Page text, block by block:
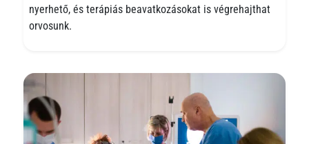
nyerhető, és terápiás beavatkozásokat is végrehajthat
orvosunk.